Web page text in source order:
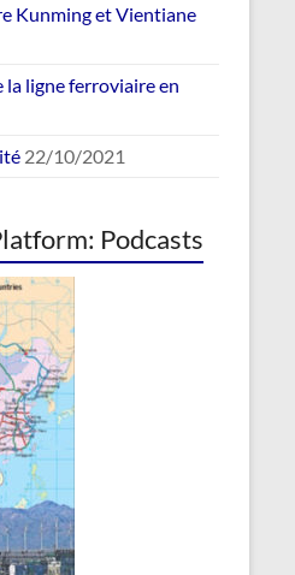
Kunming et Vientiane
la ligne ferroviaire en
22/10/2021
Podcasts